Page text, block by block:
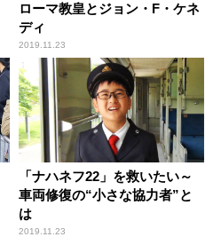
ローマ教皇とジョン・F・ケネ
ディ
2019.11.23
「ナハネフ22」を救いたい～
車両修復の“小さな協力者”と
は
2019.11.23